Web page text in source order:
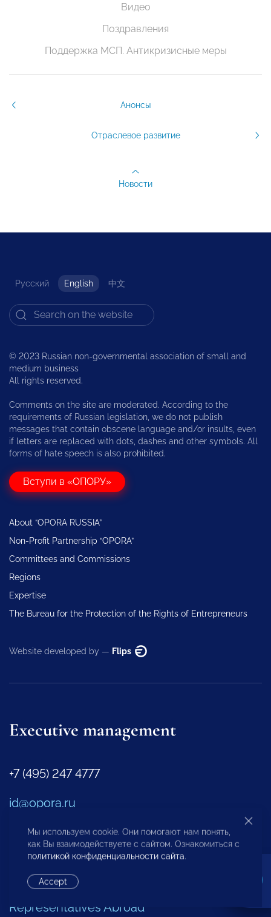
Видео
Поздравления
Поддержка МСП. Антикризисные меры
Анонсы
Отраслевое развитие
Новости
Русский English 中文
© 2023 Russian non-governmental association of small and
medium business
All rights reserved.
Comments on the site are moderated. According to the
requirements of Russian legislation, we do not publish
messages that contain obscene language and/or insults, even
if letters are replaced with dots, dashes and other symbols. All
forms of hate speech is also prohibited.
Вступи в «ОПОРУ»
About “OPORA RUSSIA”
Non-Profit Partnership “OPORA”
Committees and Commissions
Regions
Expertise
The Bureau for the Protection of the Rights of Entrepreneurs
Website developed by — Flips
Executive management
+7 (495) 247 4777
id@opora.ru
2-y Samotechnyy pereulok № 7, Moscow,
127473
Regional Offices
Representatives Abroad
Мы используем cookie. Они помогают нам понять,
как Вы взаимодействуете с сайтом. Ознакомиться с
политикой конфиденциальности сайта.
Accept